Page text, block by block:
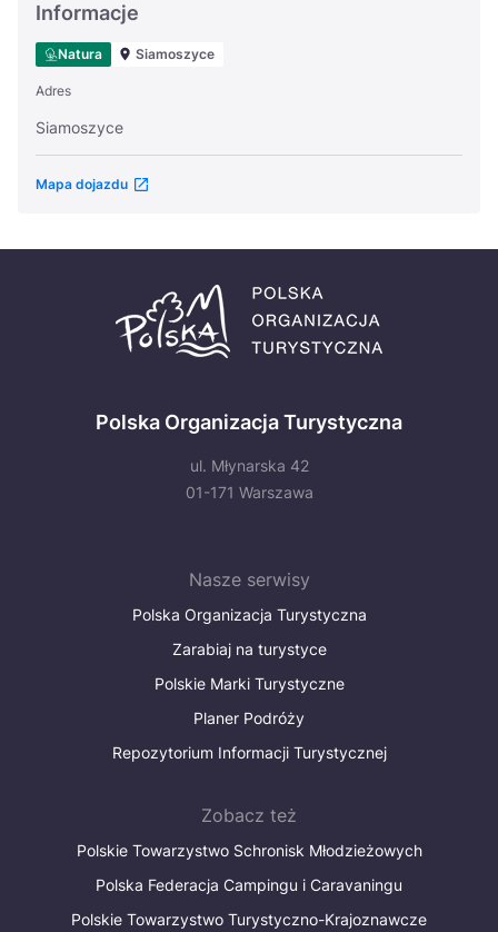
Informacje
Natura Siamoszyce
Adres
Siamoszyce
Mapa dojazdu
Polska Organizacja Turystyczna
ul. Młynarska 42
01-171 Warszawa
Nasze serwisy
Polska Organizacja Turystyczna
Zarabiaj na turystyce
Polskie Marki Turystyczne
Planer Podróży
Repozytorium Informacji Turystycznej
Zobacz też
Polskie Towarzystwo Schronisk Młodzieżowych
Polska Federacja Campingu i Caravaningu
Polskie Towarzystwo Turystyczno-Krajoznawcze